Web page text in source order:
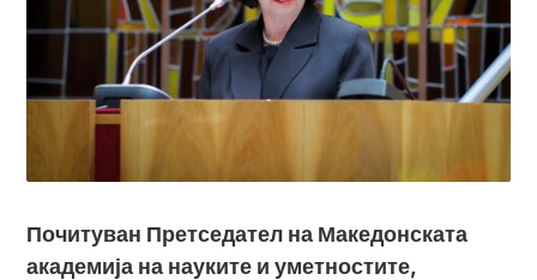
Почитуван Претседател на Македонската
академија на науките и уметностите,